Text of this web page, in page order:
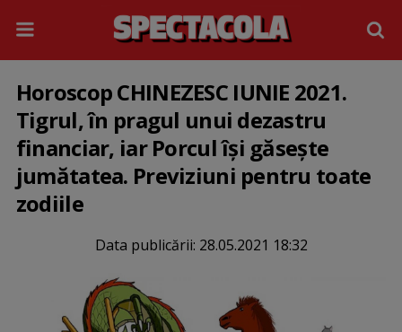
Horoscop CHINEZESC IUNIE 2021.
Tigrul, în pragul unui dezastru
financiar, iar Porcul își găsește
jumătatea. Previziuni pentru toate
zodiile
Data publicării: 28.05.2021 18:32